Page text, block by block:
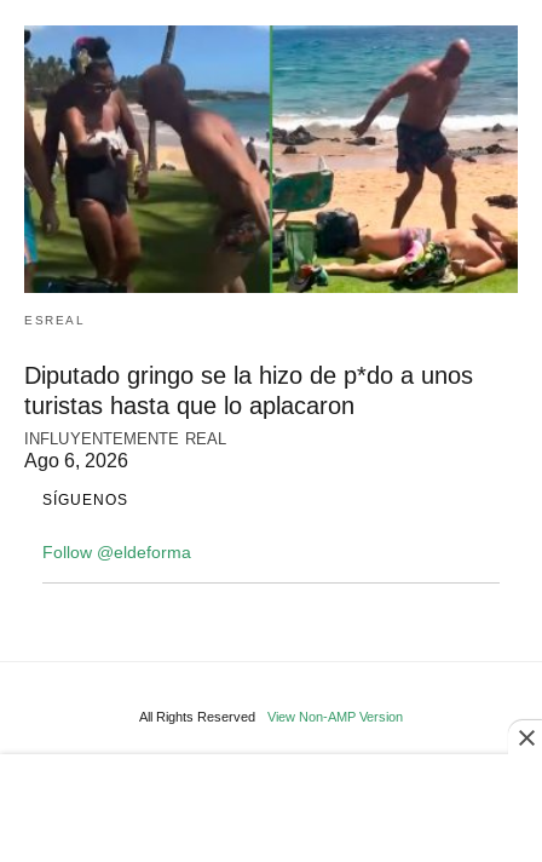
ESREAL
Diputado gringo se la hizo de p*do a unos
turistas hasta que lo aplacaron
INFLUYENTEMENTE REAL
Ago 6, 2026
SÍGUENOS
Follow @eldeforma
All Rights Reserved View Non-AMP Version